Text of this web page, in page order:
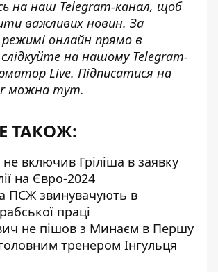
на наш Telegram-канал, щоб
важливих новин. За
онлайн прямо в
на нашому Telegram-
Live. Підписатися на
можна тут.
ТАКОЖ:
не включив Гріліша в заявку
на Євро-2024
ПСЖ звинувачують в
праці
не пішов з Минаєм в Першу
головним тренером Інгульця